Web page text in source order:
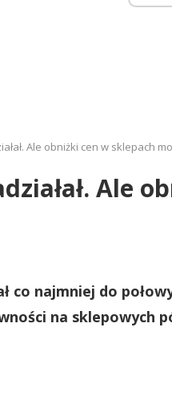
Ale obniżki cen w sklepach
Ale
co najmniej do
na sklepowych